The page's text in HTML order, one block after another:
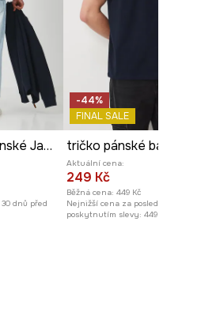
Bavlněné tričko pánské Jaws tmavomodrá barva
dnů před
-44%
FINAL SALE
tričko pánské
Aktuální cena:
249 Kč
Běžná cena: 449 Kč
Nejnižší cena za posledních 30
poskytnutím slevy: 449 Kč